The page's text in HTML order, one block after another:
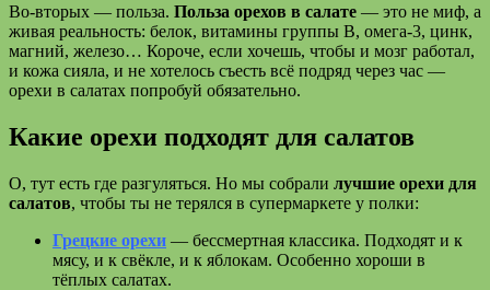
Во-вторых — польза. Польза орехов в салате — это не миф, а
живая реальность: белок, витамины группы B, омега-3, цинк,
магний, железо… Короче, если хочешь, чтобы и мозг работал,
и кожа сияла, и не хотелось съесть всё подряд через час —
орехи в салатах попробуй обязательно.
Какие орехи подходят для салатов
О, тут есть где разгуляться. Но мы собрали лучшие орехи для
салатов, чтобы ты не терялся в супермаркете у полки:
Грецкие орехи — бессмертная классика. Подходят и к
мясу, и к свёкле, и к яблокам. Особенно хороши в
тёплых салатах.